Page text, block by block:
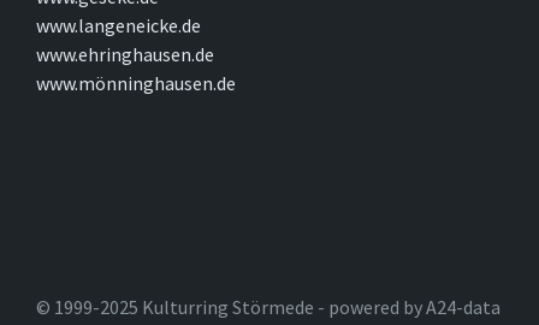
www.langeneicke.de
www.ehringhausen.de
www.mönninghausen.de
© 1999-2025 Kulturring Störmede - powered by A24-data